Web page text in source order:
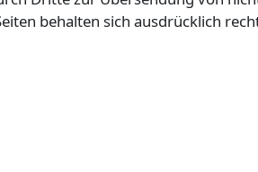
behalten sich ausdrücklich